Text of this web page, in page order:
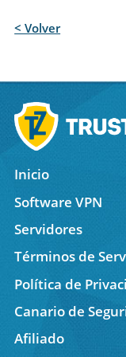
< Volver
Inicio
Software VPN
Servidores
Términos de
Política de
Canario de
Afiliado